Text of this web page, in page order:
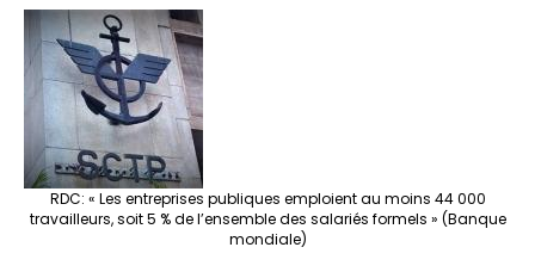
RDC: « Les entreprises publiques emploient au moins 44 000
travailleurs, soit 5 % de l’ensemble des salariés formels » (Banque
mondiale)